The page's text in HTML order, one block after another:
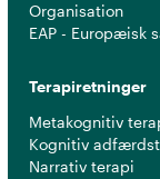
Organisation
EAP - Europæisk
Terapiretninger
Metakognitiv
Kognitiv
Narrativ terapi